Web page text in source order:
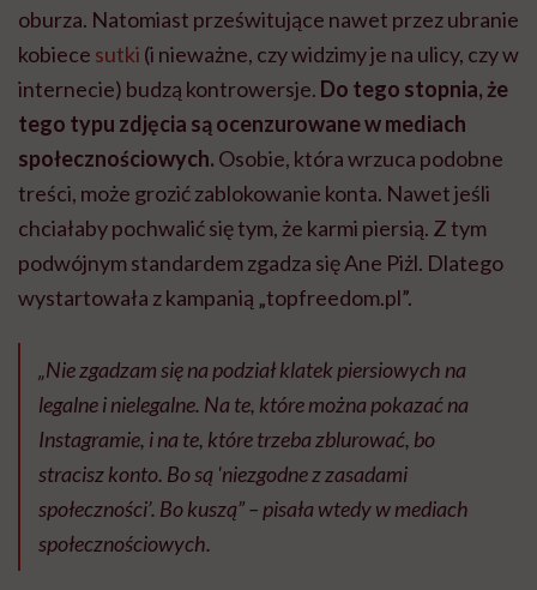
oburza. Natomiast prześwitujące nawet przez ubranie
kobiece sutki (i nieważne, czy widzimy je na ulicy, czy w
internecie) budzą kontrowersje. Do tego stopnia, że
tego typu zdjęcia są ocenzurowane w mediach
społecznościowych. Osobie, która wrzuca podobne
treści, może grozić zablokowanie konta. Nawet jeśli
chciałaby pochwalić się tym, że karmi piersią. Z tym
podwójnym standardem zgadza się Ane Piżl. Dlatego
wystartowała z kampanią „topfreedom.pl”.
„Nie zgadzam się na podział klatek piersiowych na
legalne i nielegalne. Na te, które można pokazać na
Instagramie, i na te, które trzeba zblurować, bo
stracisz konto. Bo są 'niezgodne z zasadami
społeczności’. Bo kuszą” – pisała wtedy w mediach
społecznościowych.